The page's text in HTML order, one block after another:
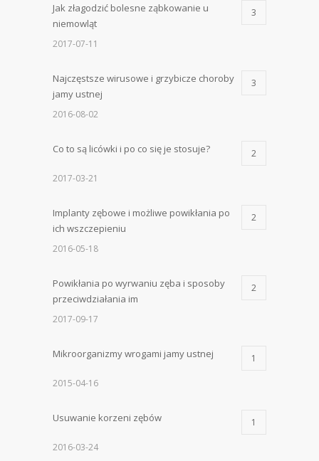
Jak złagodzić bolesne ząbkowanie u
niemowląt
3
2017-07-11
Najczęstsze wirusowe i grzybicze choroby
jamy ustnej
3
2016-08-02
Co to są licówki i po co się je stosuje? 2
2017-03-21
Implanty zębowe i możliwe powikłania po
ich wszczepieniu
2
2016-05-18
Powikłania po wyrwaniu zęba i sposoby
przeciwdziałania im
2
2017-09-17
Mikroorganizmy wrogami jamy ustnej 1
2015-04-16
Usuwanie korzeni zębów 1
2016-03-24